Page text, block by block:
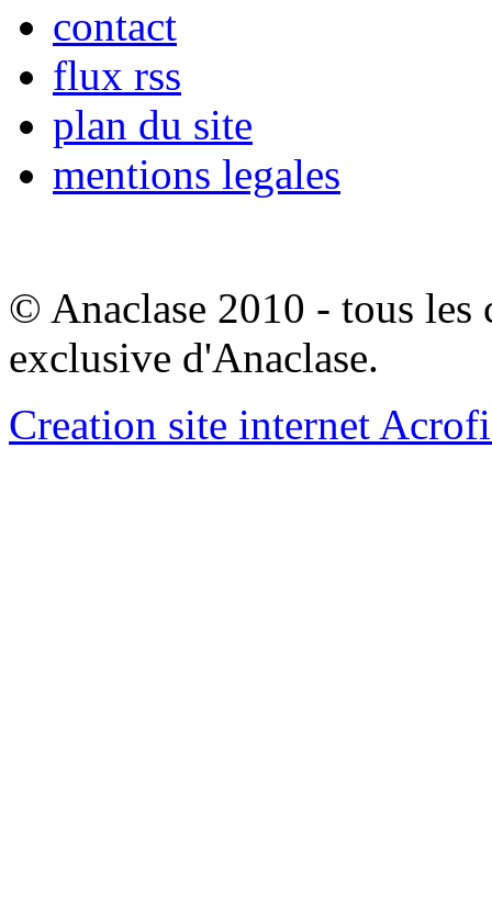
contact
flux rss
plan du site
mentions legales
© Anaclase 2010 - tous les
exclusive d'Anaclase.
Creation site internet